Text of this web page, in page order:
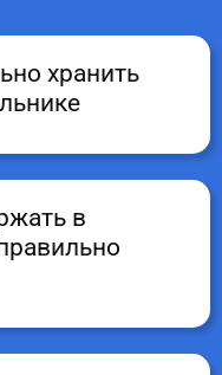
хранить
в